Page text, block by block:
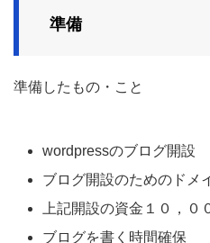
準備
準備したもの・こと
wordpressのブログ開設
ブログ開設のためのドメ
上記開設の資金１０，０
ブログを書く時間確保